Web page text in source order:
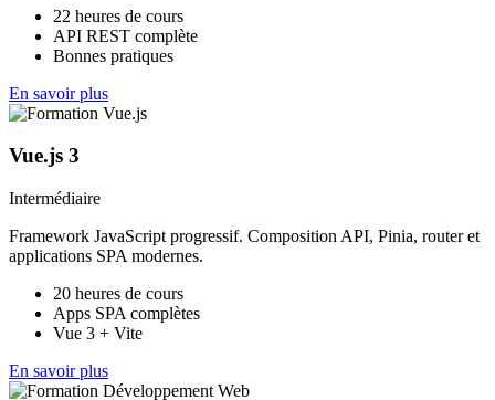
22 heures de cours
API REST complète
Bonnes pratiques
En savoir plus
Vue.js 3
Intermédiaire
Framework JavaScript progressif. Composition API, Pinia, router et
applications SPA modernes.
20 heures de cours
Apps SPA complètes
Vue 3 + Vite
En savoir plus